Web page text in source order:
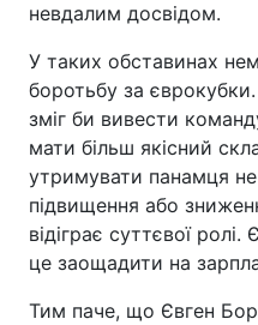
невдалим досвідом.
У таких обставинах
боротьбу за
зміг би вивести
мати більш якісний
утримувати панамця
підвищення або
відіграє суттєвої
це заощадити на
Тим паче, що Євген